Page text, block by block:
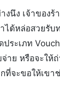
งนึง เจ้าของ
ด้หล่อสวยรับ
ระเภท
าย หรือจะให้
จะขอให้เขา